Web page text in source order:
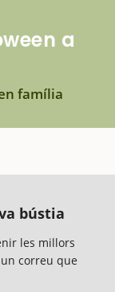
a
família
bústia
les millors
correu que